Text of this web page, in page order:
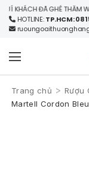
ĐÃ GHÉ THĂM
HOTLINE:TP.HCM:
Trang chủ > Rượu
Martell Cordon